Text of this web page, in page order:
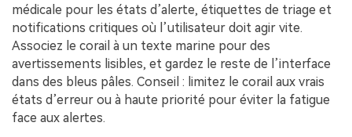
médicale pour les états d’alerte, étiquettes de triage et
notifications critiques où l’utilisateur doit agir vite.
Associez le corail à un texte marine pour des
avertissements lisibles, et gardez le reste de l’interface
dans des bleus pâles. Conseil : limitez le corail aux vrais
états d’erreur ou à haute priorité pour éviter la fatigue
face aux alertes.